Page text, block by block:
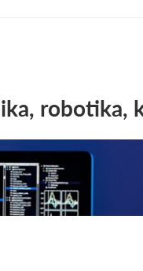
robotika,